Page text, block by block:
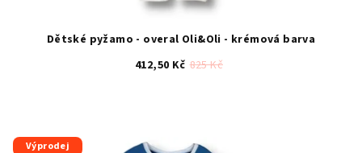
Dětské pyžamo - overal Oli&Oli - krémová barva
412,50 Kč 825 Kč
Výprodej